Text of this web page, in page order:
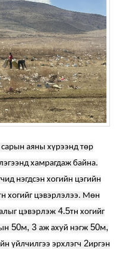
аяны хүрээнд төр
хамрагдаж байна.
нэгдсэн хогийн цэгийн
хогийг цэвэрлэлээ. Мөн
цэвэрлэж 4.5тн хогийг
50м, 3 аж ахуй нэгж 50м,
үйлчилгээ эрхлэгч 2иргэн